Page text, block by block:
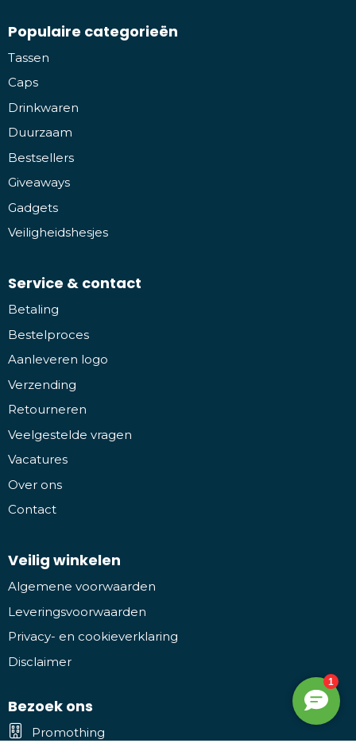
Populaire categorieën
Tassen
Caps
Drinkwaren
Duurzaam
Bestsellers
Giveaways
Gadgets
Veiligheidshesjes
Service & contact
Betaling
Bestelproces
Aanleveren logo
Verzending
Retourneren
Veelgestelde vragen
Vacatures
Over ons
Contact
Veilig winkelen
Algemene voorwaarden
Leveringsvoorwaarden
Privacy- en cookieverklaring
Disclaimer
Bezoek ons
Promothing